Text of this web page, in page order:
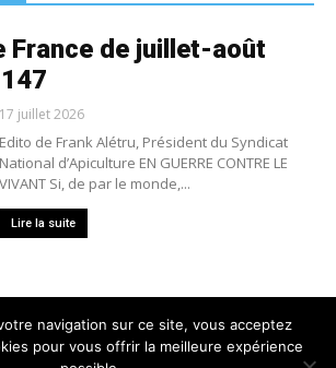
France de juillet-août
17 juillet 2026
Edito de Frank Alétru, Président du Syndicat
National d’Apiculture EN GUERRE CONTRE LE
VIVANT Si, de par le monde,...
Lire la suite
Conditions générales de vente
navigation sur ce site, vous acceptez
pour vous offrir la meilleure expérience